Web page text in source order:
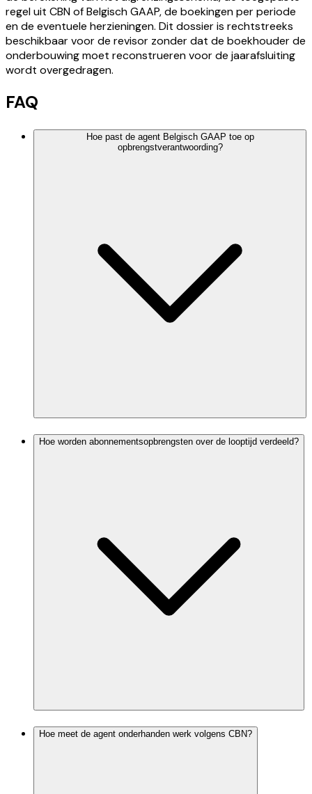
regel uit CBN of Belgisch GAAP, de boekingen per periode
en de eventuele herzieningen. Dit dossier is rechtstreeks
beschikbaar voor de revisor zonder dat de boekhouder de
onderbouwing moet reconstrueren voor de jaarafsluiting
wordt overgedragen.
FAQ
Hoe past de agent Belgisch GAAP toe op
opbrengstverantwoording?
Hoe worden abonnementsopbrengsten over de looptijd verdeeld?
Hoe meet de agent onderhanden werk volgens CBN?